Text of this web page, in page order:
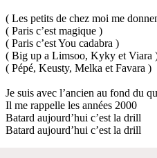
( Les petits de chez moi me
( Paris c’est magique )
( Paris c’est You cadabra )
( Big up a Limsoo, Kyky et Viara
( Pépé, Keusty, Melka et Favara )
Je suis avec l’ancien au fond du
Il me rappelle les années 2000
Batard aujourd’hui c’est la drill
Batard aujourd’hui c’est la drill